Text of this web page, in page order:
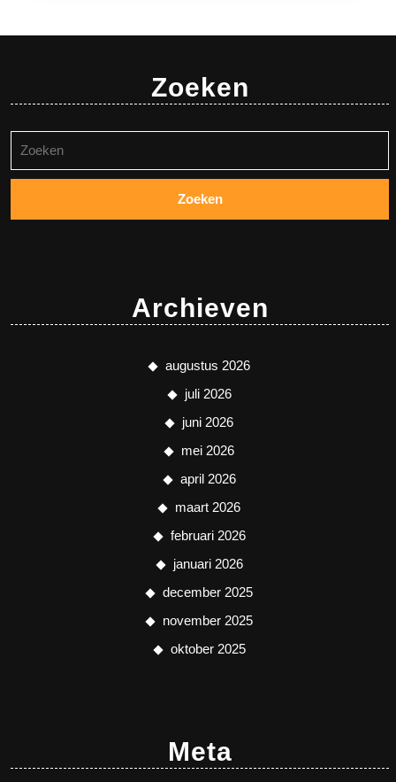
Zoeken
naar:
Archieven
augustus 2026
juli 2026
juni 2026
mei 2026
april 2026
maart 2026
februari 2026
januari 2026
december 2025
november 2025
oktober 2025
Meta